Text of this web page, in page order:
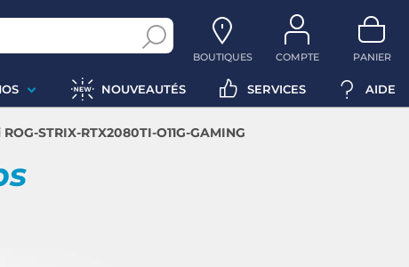
BOUTIQUES COMPTE PANIER
NOUVEAUTÉS SERVICES AIDE
STRIX-RTX2080TI-O11G-GAMING